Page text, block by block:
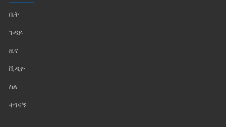
ቤት
ጉዳይ
ዜና
ቪዲዮ
ስለ
ተገናኝ